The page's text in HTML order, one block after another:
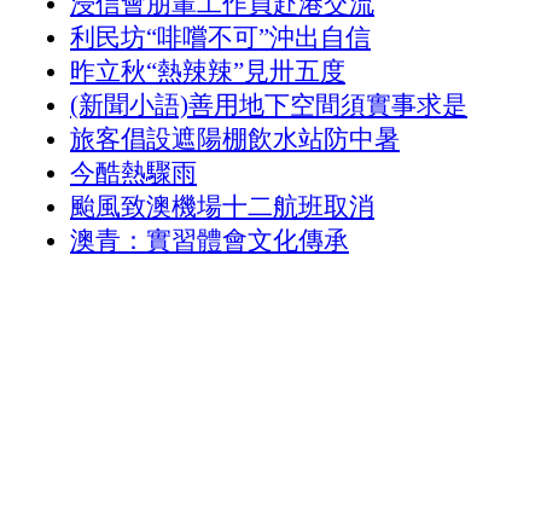
利民坊“啡嚐不可”沖出自信
昨立秋“熱辣辣”見卅五度
(新聞小語)善用地下空間須實事求是
旅客倡設遮陽棚飲水站防中暑
今酷熱驟雨
颱風致澳機場十二航班取消
澳青：實習體會文化傳承